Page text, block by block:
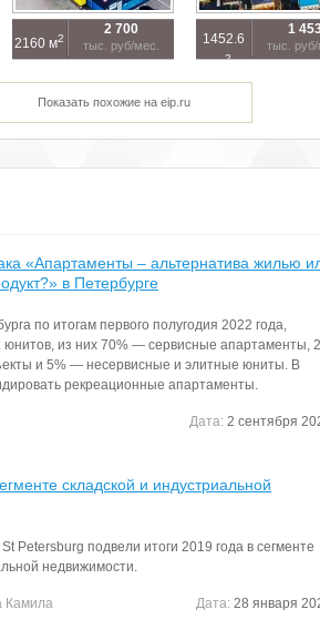
2160 м2
2 700
тыс. руб/мес.
1452.6
м2
1
тыс. руб/
Показать похожие на eip.ru
«Апартаменты – альтернатива жилью
в Петербурге
по итогам первого полугодия 2022 года,
юнитов, из них 70% — сервисные апартаменты,
и 5% — несервисные и элитные юниты. В
рекреационные апартаменты.
Дата: 2 сентября
складской и индустриальной
Petersburg подвели итоги 2019 года в сегменте
недвижимости.
Камила Дата: 28 января